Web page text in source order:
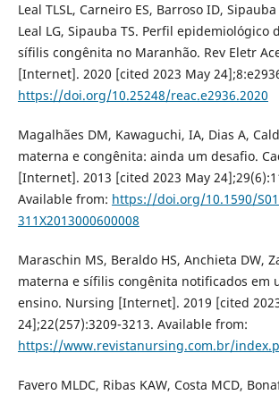
Leal TLSL, Carneiro ES, Barroso ID,
Leal LG, Sipauba TS. Perfil epidemiológico
sífilis congênita no Maranhão. Rev Eletr
[Internet]. 2020 [cited 2023 May
https://doi.org/10.25248/reac.e2936.2020
Magalhães DM, Kawaguchi, IA, Dias A,
materna e congênita: ainda um desafio.
[Internet]. 2013 [cited 2023 May
Available from: https://doi.org/10.1590/
311X2013000600008
Maraschin MS, Beraldo HS, Anchieta DW,
materna e sífilis congênita notificados em
ensino. Nursing [Internet]. 2019 [cited
24];22(257):3209-3213. Available from:
https://www.revistanursing.com.br/
Favero MLDC, Ribas KAW, Costa MCD,